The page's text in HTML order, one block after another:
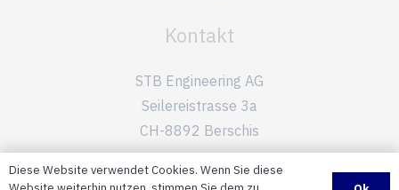
Kontakt
STB Engineering AG
Seilereistrasse 3a
CH-8892 Berschis
+41 81 720 10 20
Diese Website verwendet Cookies. Wenn Sie diese